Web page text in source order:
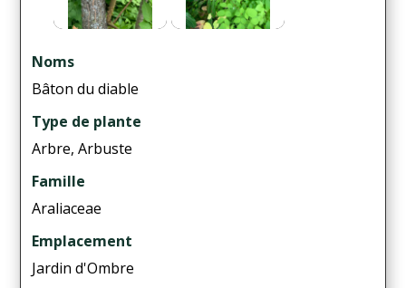
Noms
Bâton du diable
Type de plante
Arbre, Arbuste
Famille
Araliaceae
Emplacement
Jardin d'Ombre